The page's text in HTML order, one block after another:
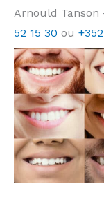
Arnould Tanson
52 15 30 ou